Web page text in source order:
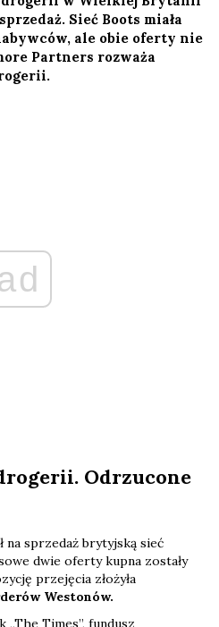
Sieć Boots miała
ale obie oferty nie
Partners rozważa
Odrzucone
na sprzedaż brytyjską sieć
dwie oferty kupna zostały
przejęcia złożyła
Westonów.
Times”, fundusz